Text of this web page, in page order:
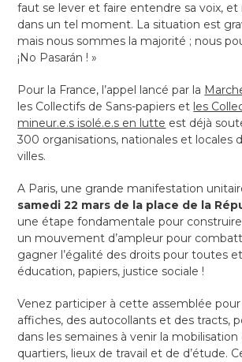
faut se lever et faire entendre sa voix,
dans un tel moment. La situation est
mais nous sommes la majorité ; nous
¡No Pasarán ! »
Pour la France, l’appel lancé par la
les Collectifs de Sans-papiers et les
mineur.e.s isolé.e.s en lutte est déjà
300 organisations, nationales et locales
villes.
A Paris, une grande manifestation
samedi 22 mars de la place de la
une étape fondamentale pour
un mouvement d’ampleur pour
gagner l’égalité des droits pour toutes
éducation, papiers, justice sociale !
Venez participer à cette assemblée
affiches, des autocollants et des tracts,
dans les semaines à venir la
quartiers, lieux de travail et de d’étude.